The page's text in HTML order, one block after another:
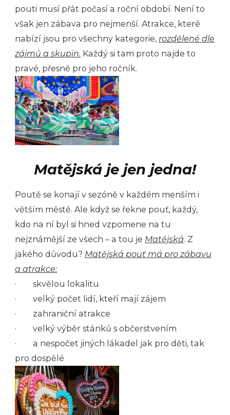
pouti musí přát počasí a roční období. Není to
však jen zábava pro nejmenší. Atrakce, které
nabízí jsou pro všechny kategorie, rozdělené dle
zájmů a skupin. Každý si tam proto najde to
pravé, přesně pro jeho ročník.
Matějská je jen jedna!
Poutě se konají v sezóně v každém menším i
větším městě. Ale když se řekne pouť, každý,
kdo na ní byl si hned vzpomene na tu
nejznámější ze všech – a tou je Matějská. Z
jakého důvodu? Matějská pouť má pro zábavu
a atrakce:
· skvělou lokalitu
· velký počet lidí, kteří mají zájem
· zahraniční atrakce
· velký výběr stánků s občerstvením
· a nespočet jiných lákadel jak pro děti, tak
pro dospělé